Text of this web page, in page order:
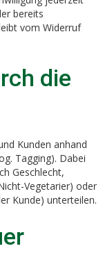
bereits
vom Widerruf
die
Kunden anhand
Tagging). Dabei
Geschlecht,
Vegetarier) oder
Kunde) unterteilen.